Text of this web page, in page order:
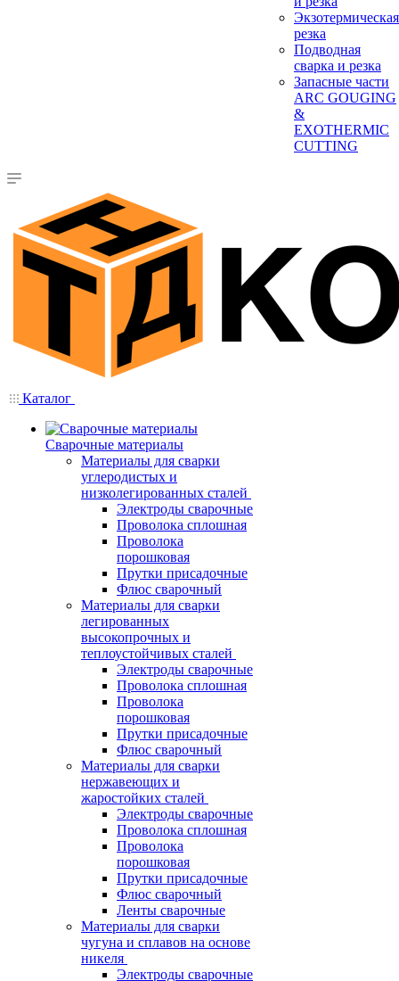
Экзотермическая
резка
Подводная
сварка и резка
Запасные части
ARC GOUGING
&
EXOTHERMIC
CUTTING
Каталог
Сварочные материалы
Материалы для сварки
углеродистых и
низколегированных сталей
Электроды сварочные
Проволока сплошная
Проволока
порошковая
Прутки присадочные
Флюс сварочный
Материалы для сварки
легированных
высокопрочных и
теплоустойчивых сталей
Электроды сварочные
Проволока сплошная
Проволока
порошковая
Прутки присадочные
Флюс сварочный
Материалы для сварки
нержавеющих и
жаростойких сталей
Электроды сварочные
Проволока сплошная
Проволока
порошковая
Прутки присадочные
Флюс сварочный
Ленты сварочные
Материалы для сварки
чугуна и сплавов на основе
никеля
Электроды сварочные